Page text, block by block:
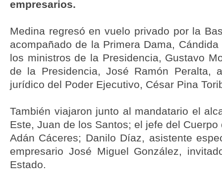
empresarios.
Medina regresó en vuelo privado por la
acompañado de la Primera Dama,
los ministros de la Presidencia, Gustavo
de la Presidencia, José Ramón Peralta,
jurídico del Poder Ejecutivo, César Pina
También viajaron junto al mandatario el
Este, Juan de los Santos; el jefe del
Adán Cáceres; Danilo Díaz, asistente
empresario José Miguel González,
Estado.